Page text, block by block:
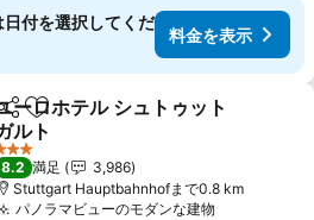
付を選択してくだ
料金を表示
ェアお気に入りに追加
ーロホテル シュトゥット
ルト
金を表示
ホテルのランク
8.2 満足
3,986
Stuttgart Hauptbahnhofまで0.8 km
パノラマビューのモダンな建物